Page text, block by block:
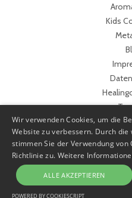
Kids
Ferienhaus
Wir verwenden Cookies, um die
Website zu verbessern. Durch
stimmen Sie der Verwendung
Richtlinie zu. Weitere
ALLE AKZEPTIEREN
POWERED BY COOKIESCRIPT